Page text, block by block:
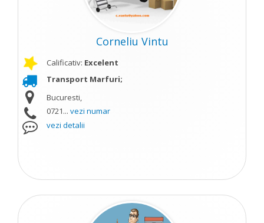
Corneliu Vintu
Calificativ: Excelent
Transport Marfuri;
Bucuresti,
0721... vezi numar
vezi detalii